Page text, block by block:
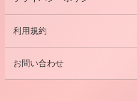
利用規約
お問い合わせ